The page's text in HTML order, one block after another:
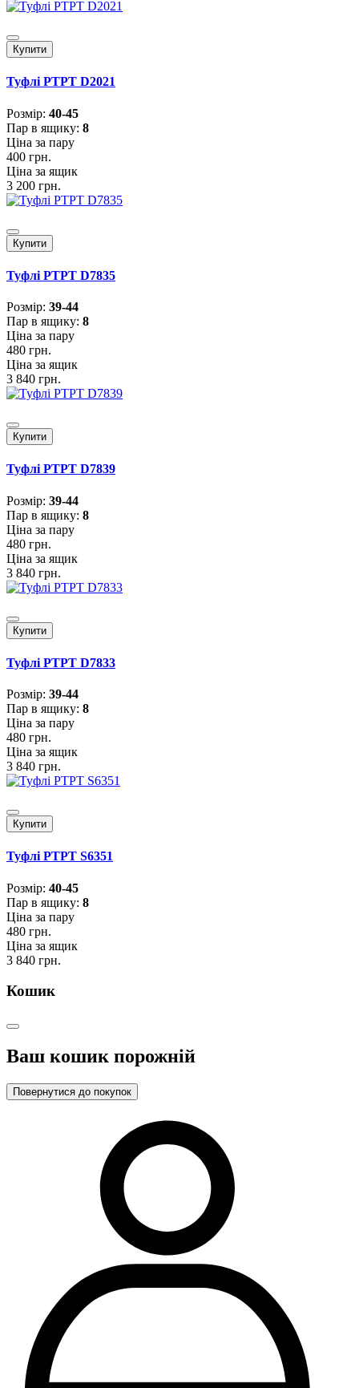
Купити
Туфлі PTPT D2021
Розмiр: 40-45
Пар в ящику: 8
Ціна за пару
400 грн.
Ціна за ящик
3 200 грн.
Купити
Туфлі PTPT D7835
Розмiр: 39-44
Пар в ящику: 8
Ціна за пару
480 грн.
Ціна за ящик
3 840 грн.
Купити
Туфлі PTPT D7839
Розмiр: 39-44
Пар в ящику: 8
Ціна за пару
480 грн.
Ціна за ящик
3 840 грн.
Купити
Туфлі PTPT D7833
Розмiр: 39-44
Пар в ящику: 8
Ціна за пару
480 грн.
Ціна за ящик
3 840 грн.
Купити
Туфлі PTPT S6351
Розмiр: 40-45
Пар в ящику: 8
Ціна за пару
480 грн.
Ціна за ящик
3 840 грн.
Кошик
Ваш кошик порожній
Повернутися до покупок